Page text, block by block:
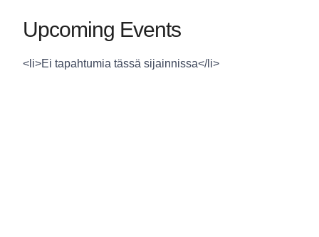
Upcoming Events
<li>Ei tapahtumia tässä sijainnissa</li>